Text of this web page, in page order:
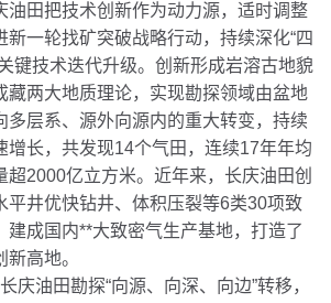
油田把技术创新作为动力源，适时调整
新一轮找矿突破战略行动，持续深化“四
键技术迭代升级。创新形成岩溶古地貌
藏两大地质理论，实现勘探领域由盆地
多层系、源外向源内的重大转变，持续
增长，共发现14个气田，连续17年年均
超2000亿立方米。近年来，长庆油田创
平井优快钻井、体积压裂等6类30项致
建成国内**大致密气生产基地，打造了
高地。
油田勘探“向源、向深、向边”转移，